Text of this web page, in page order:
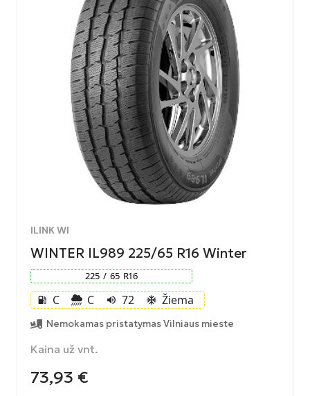
ILINK WI
WINTER IL989 225/65 R16 Winter
225 / 65 R16
local_gas_station C C volume_up 72 ac_unit Žiema
Nemokamas pristatymas Vilniaus mieste
Kaina už vnt.
73,93 €